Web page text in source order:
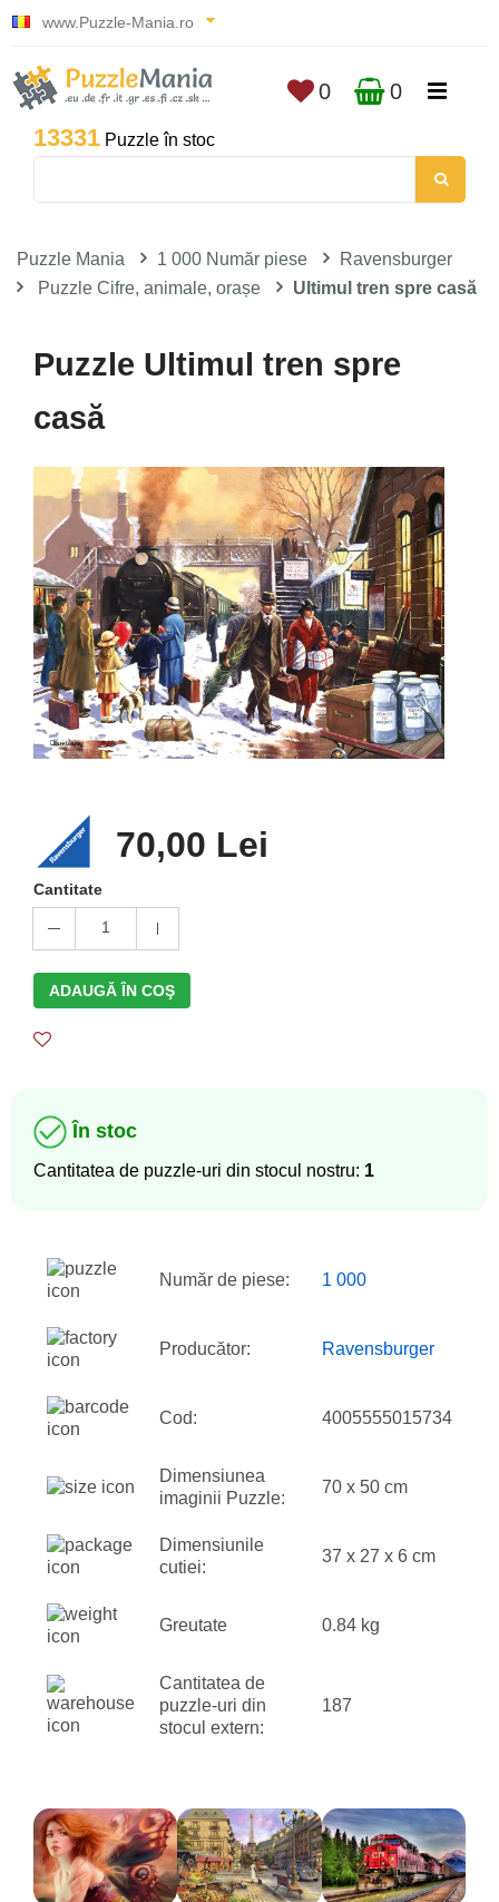
www.Puzzle-Mania.ro
13331 Puzzle în stoc
0 0
Puzzle Mania 1 000 Număr piese
Ravensburger
Puzzle Cifre, animale, orașe
Ultimul tren spre casă
Puzzle Ultimul tren spre
casă
70,00 Lei
Cantitate
1
ADAUGĂ ÎN COŞ
În stoc
Cantitatea de puzzle-uri din stocul nostru: 1
Număr de piese: 1 000
Producător: Ravensburger
Cod: 4005555015734
Dimensiunea
imaginii Puzzle:
70 x 50 cm
Dimensiunile
cutiei:
37 x 27 x 6 cm
Greutate 0.84 kg
Cantitatea de
puzzle-uri din
stocul extern:
187